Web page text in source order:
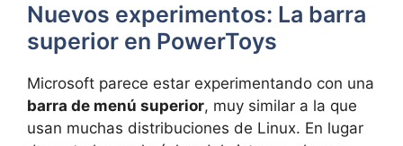
Nuevos experimentos: La barra
superior en PowerToys
Microsoft parece estar experimentando con una
barra de menú superior, muy similar a la que
usan muchas distribuciones de Linux. En lugar